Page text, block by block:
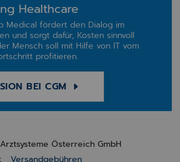
Healthcare
Medical fördert den Dialog im
und sorgt dafür, Kosten sinnvoll
Mensch soll mit Hilfe von IT vom
profitieren.
BEI CGM
Österreich GmbH
Versandgebühren